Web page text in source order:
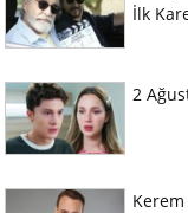
İlk
2